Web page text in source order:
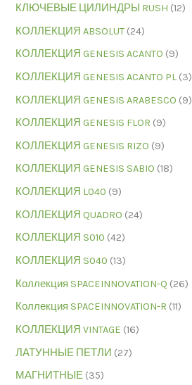
КЛЮЧЕВЫЕ ЦИЛИНДРЫ RUSH (12)
КОЛЛЕКЦИЯ ABSOLUT (24)
КОЛЛЕКЦИЯ GENESIS ACANTO (9)
КОЛЛЕКЦИЯ GENESIS ACANTO PL (3)
КОЛЛЕКЦИЯ GENESIS ARABESCO (9)
КОЛЛЕКЦИЯ GENESIS FLOR (9)
КОЛЛЕКЦИЯ GENESIS RIZO (9)
КОЛЛЕКЦИЯ GENESIS SABIO (18)
КОЛЛЕКЦИЯ L040 (9)
КОЛЛЕКЦИЯ QUADRO (24)
КОЛЛЕКЦИЯ S010 (42)
КОЛЛЕКЦИЯ S040 (13)
Коллекция SPACEINNOVATION-Q (26)
Коллекция SPACEINNOVATION-R (11)
КОЛЛЕКЦИЯ VINTAGE (16)
ЛАТУННЫЕ ПЕТЛИ (27)
МАГНИТНЫЕ (35)